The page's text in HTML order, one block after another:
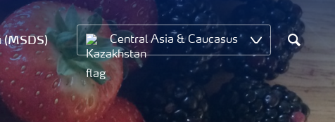
(MSDS) Central Asia & Caucasus